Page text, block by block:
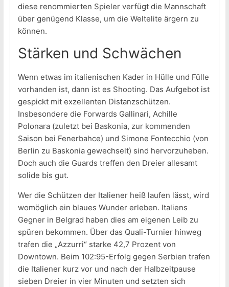
diese renommierten Spieler verfügt die Mannschaft
über genügend Klasse, um die Weltelite ärgern zu
können.
Stärken und Schwächen
Wenn etwas im italienischen Kader in Hülle und Fülle
vorhanden ist, dann ist es Shooting. Das Aufgebot ist
gespickt mit exzellenten Distanzschützen.
Insbesondere die Forwards Gallinari, Achille
Polonara (zuletzt bei Baskonia, zur kommenden
Saison bei Fenerbahce) und Simone Fontecchio (von
Berlin zu Baskonia gewechselt) sind hervorzuheben.
Doch auch die Guards treffen den Dreier allesamt
solide bis gut.
Wer die Schützen der Italiener heiß laufen lässt, wird
womöglich ein blaues Wunder erleben. Italiens
Gegner in Belgrad haben dies am eigenen Leib zu
spüren bekommen. Über das Quali-Turnier hinweg
trafen die „Azzurri“ starke 42,7 Prozent von
Downtown. Beim 102:95-Erfolg gegen Serbien trafen
die Italiener kurz vor und nach der Halbzeitpause
sieben Dreier in vier Minuten und setzten sich